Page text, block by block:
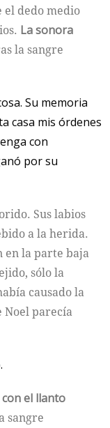
el dedo medio
La sonora
la sangre
Su memoria
casa mis órdenes
con
por su
Sus labios
a la herida.
en la parte baja
sólo la
causado la
Noel parecía
el llanto
sangre